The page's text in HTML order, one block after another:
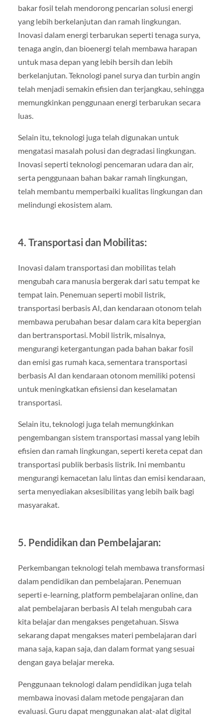
bakar fosil telah mendorong pencarian solusi energi
yang lebih berkelanjutan dan ramah lingkungan.
Inovasi dalam energi terbarukan seperti tenaga surya,
tenaga angin, dan bioenergi telah membawa harapan
untuk masa depan yang lebih bersih dan lebih
berkelanjutan. Teknologi panel surya dan turbin angin
telah menjadi semakin efisien dan terjangkau, sehingga
memungkinkan penggunaan energi terbarukan secara
luas.
Selain itu, teknologi juga telah digunakan untuk
mengatasi masalah polusi dan degradasi lingkungan.
Inovasi seperti teknologi pencemaran udara dan air,
serta penggunaan bahan bakar ramah lingkungan,
telah membantu memperbaiki kualitas lingkungan dan
melindungi ekosistem alam.
4. Transportasi dan Mobilitas:
Inovasi dalam transportasi dan mobilitas telah
mengubah cara manusia bergerak dari satu tempat ke
tempat lain. Penemuan seperti mobil listrik,
transportasi berbasis AI, dan kendaraan otonom telah
membawa perubahan besar dalam cara kita bepergian
dan bertransportasi. Mobil listrik, misalnya,
mengurangi ketergantungan pada bahan bakar fosil
dan emisi gas rumah kaca, sementara transportasi
berbasis AI dan kendaraan otonom memiliki potensi
untuk meningkatkan efisiensi dan keselamatan
transportasi.
Selain itu, teknologi juga telah memungkinkan
pengembangan sistem transportasi massal yang lebih
efisien dan ramah lingkungan, seperti kereta cepat dan
transportasi publik berbasis listrik. Ini membantu
mengurangi kemacetan lalu lintas dan emisi kendaraan,
serta menyediakan aksesibilitas yang lebih baik bagi
masyarakat.
5. Pendidikan dan Pembelajaran:
Perkembangan teknologi telah membawa transformasi
dalam pendidikan dan pembelajaran. Penemuan
seperti e-learning, platform pembelajaran online, dan
alat pembelajaran berbasis AI telah mengubah cara
kita belajar dan mengakses pengetahuan. Siswa
sekarang dapat mengakses materi pembelajaran dari
mana saja, kapan saja, dan dalam format yang sesuai
dengan gaya belajar mereka.
Penggunaan teknologi dalam pendidikan juga telah
membawa inovasi dalam metode pengajaran dan
evaluasi. Guru dapat menggunakan alat-alat digital